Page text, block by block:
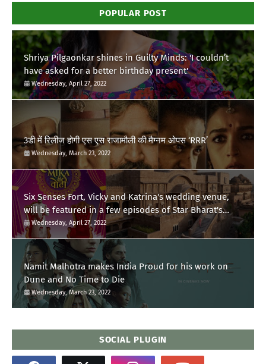
POPULAR POST
Shriya Pilgaonkar shines in Guilty Minds: 'I couldn’t
have asked for a better birthday present'
Wednesday, April 27, 2022
3डी में रिलीज होगी एस एस राजामौली की मैग्नम ओपस ‘RRR’
Wednesday, March 23, 2022
Six Senses Fort, Vicky and Katrina's wedding venue,
will be featured in a few episodes of Star Bharat's
'Swayamvar- Mika Di Vohti'?
Wednesday, April 27, 2022
Namit Malhotra makes India Proud for his work on
Dune and No Time to Die
Wednesday, March 23, 2022
SOCIAL PLUGIN